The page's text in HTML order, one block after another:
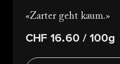
Zarter geht kaum.
CHF 16.60/ 100g